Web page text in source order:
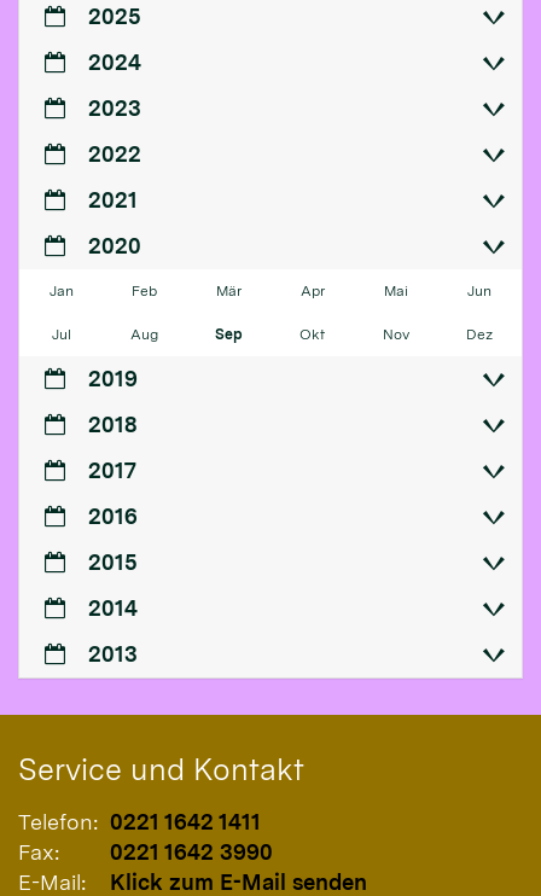
2025
2024
2023
2022
2021
2020
Jan Feb Mär Apr Mai Jun
Jul Aug Sep Okt Nov Dez
2019
2018
2017
2016
2015
2014
2013
Service und Kontakt
Telefon: 0221 1642 1411
Fax:
0221 1642 3990
E-Mail:
Klick zum E-Mail senden